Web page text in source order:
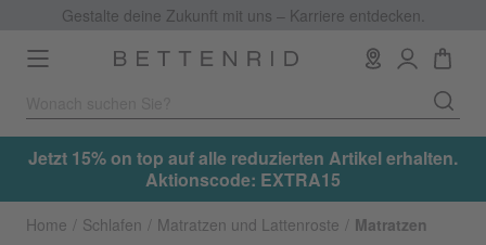
Gestalte deine Zukunft mit uns – Karriere entdecken.
Toggle
navigation
Jetzt 15% on top auf alle reduzierten Artikel
Aktionscode: EXTRA15
Home Schlafen Matratzen und Lattenroste Matratzen